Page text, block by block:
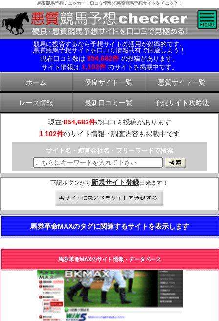
悪質競馬予想チェッカー！口コミ情報で悪質競馬予想サイトをチェック！
競馬に投資するなら予想サイトの活用が効率的です。
悪質競馬予想サイトを口コミ情報共有で回避しよう！
現在口コミ数は 854,682件 の投稿があります。
サイト情報は 1,102件 のサイトを掲載中です。
ホーム 優良サイト一覧 悪質サイト一覧
レース情報 最新口コミ一覧 予想サイト攻略法
現在:854,682件の口コミ投稿があります
1,102件のサイト情報・調査内容も掲載中です
サイト名・運営会社名・フリーワードで検索
下記ボタンから 新規サイト登録出来ます！
馬券革命MAXのタグに関連するサイトを表示します
馬券革命MAXのサイト情報・データベース